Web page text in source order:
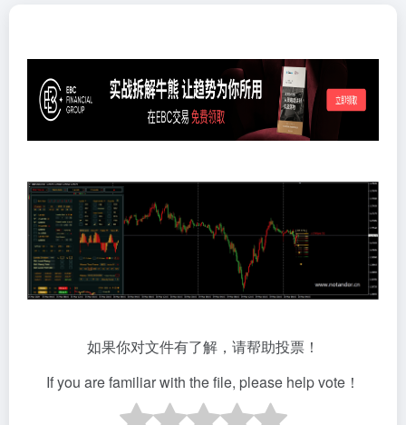
如果你对文件有了解，请帮助投票！
If you are familiar with the file, please help vote！